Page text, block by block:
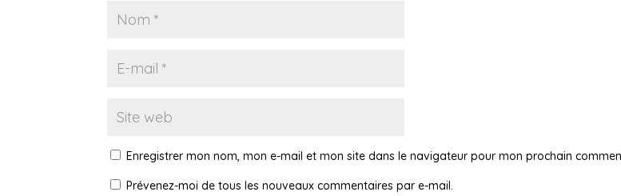
Enregistrer mon nom, mon e-mail et mon site dans le navigateur pour mon prochain
Prévenez-moi de tous les nouveaux commentaires par e-mail.